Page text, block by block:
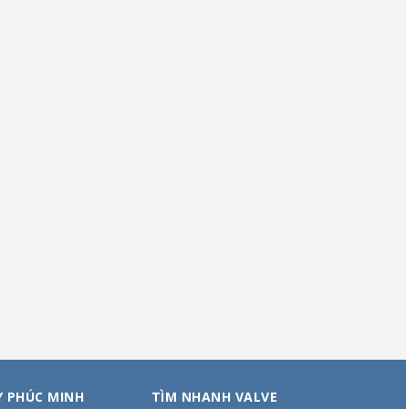
PHÚC MINH TÌM NHANH VALVE